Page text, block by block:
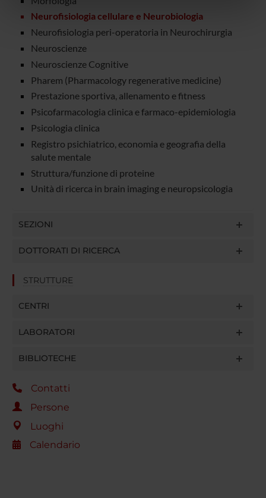
nostri partner che si occupano di analisi dei dati web,
pubblicità e social media, i quali potrebbero combinarle
con altre informazioni che hai fornito loro o che hanno
raccolto dal tuo utilizzo dei loro servizi.
Neurofisiologia cellulare e Neurobiologia
Neurofisiologia peri-operatoria in Neurochirurgia
Neuroscienze
Neuroscienze Cognitive
Pharem (Pharmacology regenerative medicine)
Prestazione sportiva, allenamento e fitness
Psicofarmacologia clinica e farmaco-epidemiologia
Psicologia clinica
Registro psichiatrico, economia e geografia della
salute mentale
Struttura/funzione di proteine
Unità di ricerca in brain imaging e neuropsicologia
SEZIONI
DOTTORATI DI RICERCA
STRUTTURE
CENTRI
LABORATORI
BIBLIOTECHE
Contatti
Persone
Luoghi
Calendario